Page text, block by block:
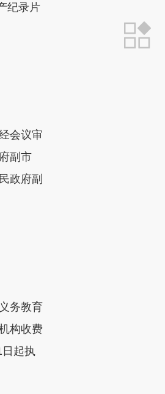
纪录片
会议审
副市
政府副
务教育
构收费
起执